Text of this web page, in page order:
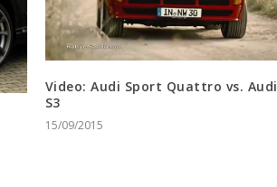
Video: Audi Sport Quattro vs. Audi
S3
15/09/2015